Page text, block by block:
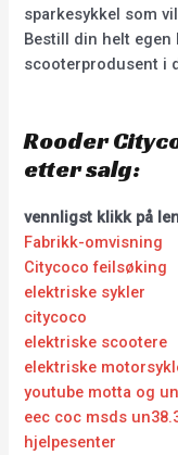
sparkesykkel som
Bestill din helt egen
scooterprodusent i
Rooder
etter salg:
vennligst klikk på
Fabrikk-omvisning
Citycoco feilsøking
elektriske sykler
citycoco
elektriske scootere
elektriske
youtube motta og
eec coc msds
hjelpesenter